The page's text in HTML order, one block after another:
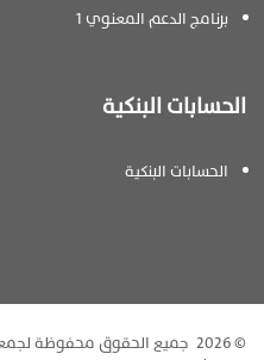
برنامج الدعم المعنوي 1
الحسابات البنكية
الحسابات البنكية
‬© 2026 ‬ جميع الحقوق محفوظة